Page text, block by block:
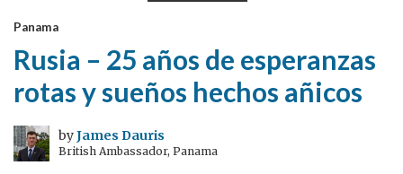
Panama
Rusia – 25 años de esperanzas
rotas y sueños hechos añicos
byJames Dauris
British Ambassador, Panama